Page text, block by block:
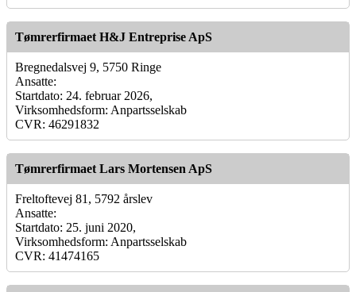
Tømrerfirmaet H&J Entreprise ApS
Bregnedalsvej 9, 5750 Ringe
Ansatte:
Startdato: 24. februar 2026,
Virksomhedsform: Anpartsselskab
CVR: 46291832
Tømrerfirmaet Lars Mortensen ApS
Freltoftevej 81, 5792 årslev
Ansatte:
Startdato: 25. juni 2020,
Virksomhedsform: Anpartsselskab
CVR: 41474165